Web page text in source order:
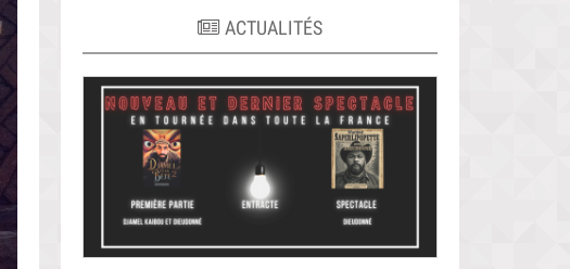
ACTUALITÉS